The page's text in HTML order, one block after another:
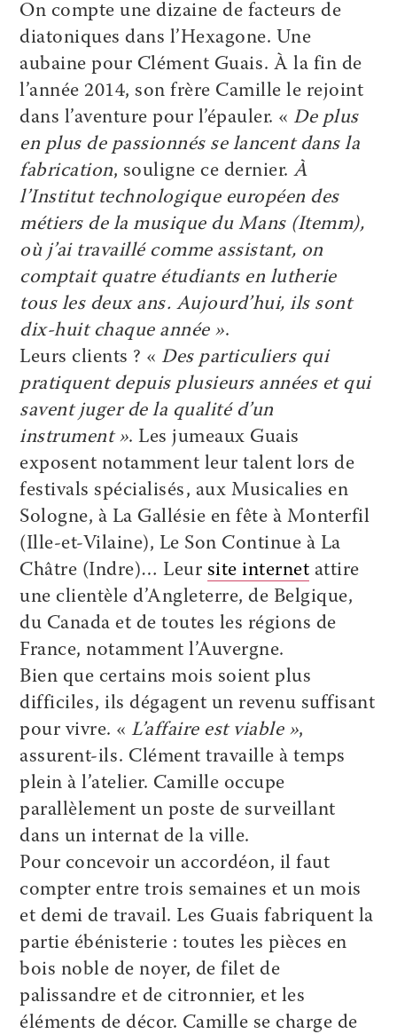
On compte une dizaine de facteurs de
diatoniques dans l’Hexagone. Une
aubaine pour Clément Guais. À la fin de
l’année 2014, son frère Camille le rejoint
dans l’aventure pour l’épauler. « De plus
en plus de passionnés se lancent dans la
fabrication, souligne ce dernier.À
l’Institut technologique européen des
métiers de la musique du Mans (Itemm),
où j’ai travaillé comme assistant, on
comptait quatre étudiants en lutherie
tous les deux ans. Aujourd’hui, ils sont
dix-huit chaque année ».
Leurs clients ? « Des particuliers qui
pratiquent depuis plusieurs années et qui
savent juger de la qualité d’un
instrument ». Les jumeaux Guais
exposent notamment leur talent lors de
festivals spécialisés, aux Musicalies en
Sologne, à La Gallésie en fête à Monterfil
(Ille-et-Vilaine), Le Son Continue à La
Châtre (Indre)… Leur site internet attire
une clientèle d’Angleterre, de Belgique,
du Canada et de toutes les régions de
France, notamment l’Auvergne.
Bien que certains mois soient plus
difficiles, ils dégagent un revenu suffisant
pour vivre. « L’affaire est viable »,
assurent-ils. Clément travaille à temps
plein à l’atelier. Camille occupe
parallèlement un poste de surveillant
dans un internat de la ville.
Pour concevoir un accordéon, il faut
compter entre trois semaines et un mois
et demi de travail. Les Guais fabriquent la
partie ébénisterie : toutes les pièces en
bois noble de noyer, de filet de
palissandre et de citronnier, et les
éléments de décor. Camille se charge de